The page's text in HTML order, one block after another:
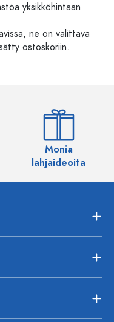
yksikköhintaan
ne on valittava
ostoskoriin.
Monia
lahjaideoita